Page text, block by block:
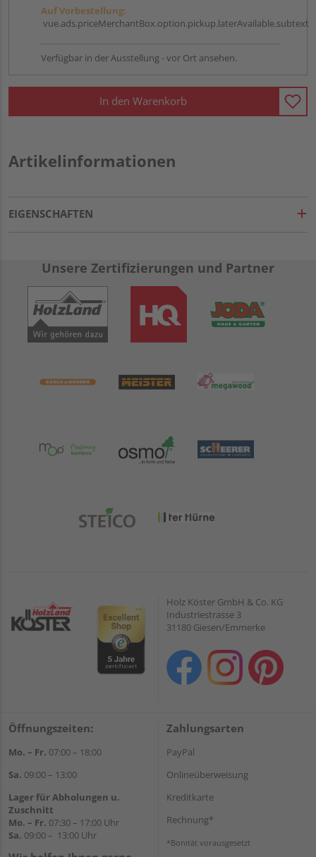
Auf Vorbestellung:
vue.ads.priceMerchantBox.option.pickup.laterAvailable.subtext
Verfügbar in der Ausstellung - vor Ort ansehen.
In den Warenkorb
Artikelinformationen
EIGENSCHAFTEN
Unsere Zertifizierungen und Partner
Holz Köster GmbH & Co. KG
Industriestrasse 3
31180 Giesen/Emmerke
Öffnungszeiten:
Mo. – Fr. 07:00 – 18:00
Sa. 09:00 – 13:00
Lager für Abholungen u.
Zuschnitt
Mo. – Fr. 07:30 – 17:00 Uhr
Sa. 09:00 – 13:00 Uhr
Zahlungsarten
PayPal
Onlineüberweisung
Kreditkarte
Rechnung*
*Bonität vorausgesetzt